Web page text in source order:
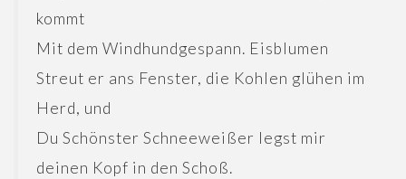
kommt
Mit dem Windhundgespann. Eisblumen
Streut er ans Fenster, die Kohlen glühen im
Herd, und
Du Schönster Schneeweißer legst mir
deinen Kopf in den Schoß.